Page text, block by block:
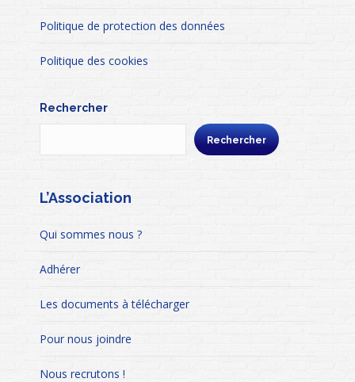
Politique de protection des données
Politique des cookies
Rechercher
Rechercher
L’Association
Qui sommes nous ?
Adhérer
Les documents à télécharger
Pour nous joindre
Nous recrutons !